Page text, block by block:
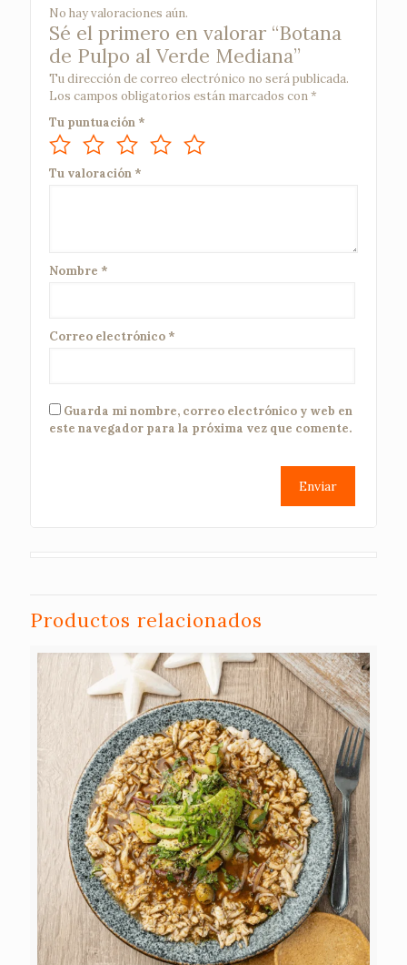
No hay valoraciones aún.
Sé el primero en valorar “Botana
de Pulpo al Verde Mediana”
Tu dirección de correo electrónico no será publicada.
Los campos obligatorios están marcados con*
Tu puntuación *
Tu valoración *
Nombre *
Correo electrónico *
Guarda mi nombre, correo electrónico y web en
este navegador para la próxima vez que comente.
Productos relacionados